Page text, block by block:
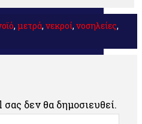
, μετρά, νεκροί, νοσηλείες,
δεν θα δημοσιευθεί.